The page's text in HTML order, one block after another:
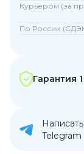
Курьером (за
По России
Гарантия
Telegram